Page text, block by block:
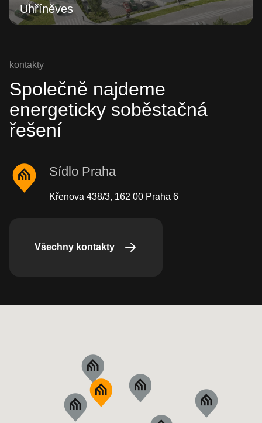
Uhříněves
kontakty
Společně najdeme
energeticky soběstačná
řešení
Sídlo Praha
Křenova 438/3, 162 00 Praha 6
Všechny kontakty